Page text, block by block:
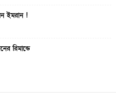
ইমরান !
রিমান্ডে